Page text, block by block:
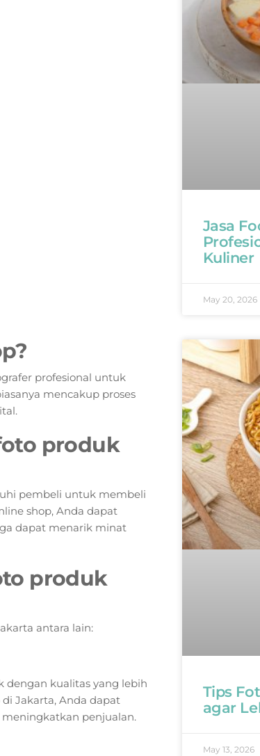
profesional untuk
mencakup proses
produk
pembeli untuk membeli
shop, Anda dapat
dapat menarik minat
produk
antara lain:
dengan kualitas yang lebih
Jakarta, Anda dapat
penjualan.
Jasa
Kuliner
May 20, 2026
Tips
agar
May 13, 2026